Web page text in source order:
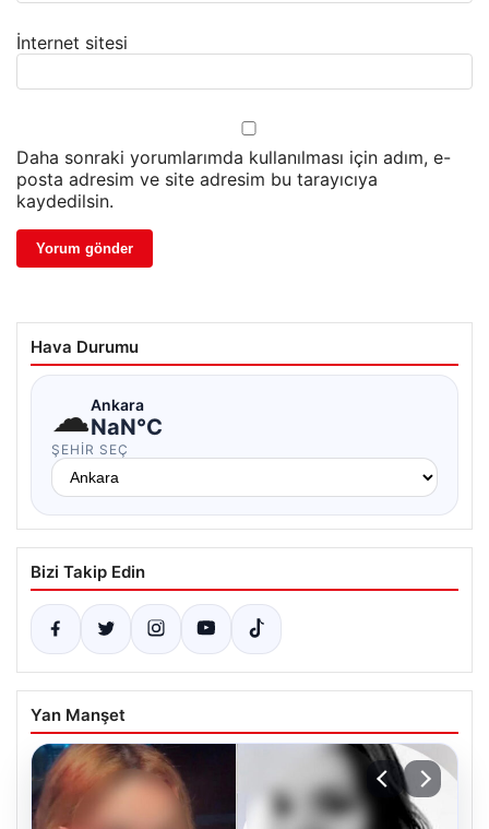
İnternet sitesi
Daha sonraki yorumlarımda kullanılması için adım, e-
posta adresim ve site adresim bu tarayıcıya
kaydedilsin.
Hava Durumu
☁Ankara
NaN°C
ŞEHIR SEÇ
Bizi Takip Edin
Yan Manşet